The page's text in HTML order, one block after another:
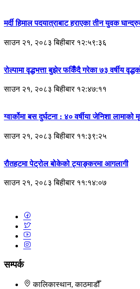
मर्दी हिमाल पदयात्राबाट हराएका तीन युवक
साउन २१, २०८३ बिहीबार १२:५९:३६
रोल्पामा वृद्धभत्ता बुझेर फर्किँदै गरेका ७३ वर्षीय
साउन २१, २०८३ बिहीबार १२:४७:११
ग्वार्कोमा बस दुर्घटना : ४० वर्षीया जेनिशा
साउन २१, २०८३ बिहीबार ११:३९:२५
रौतहटमा पेट्रोल बोकेको ट्याङ्करमा आगलागी
साउन २१, २०८३ बिहीबार ११:१४:०७
सम्पर्क
कालिकास्थान, काठमाडौँ